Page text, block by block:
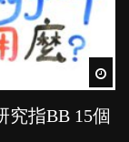
究指BB 15個
習取代獎勵
職媽媽的壓
還是放手？